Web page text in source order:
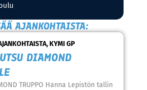
AJANKOHTAISTA:
,KYMI GP
DIAMOND
TRUPPO Hanna Lepistön tallin